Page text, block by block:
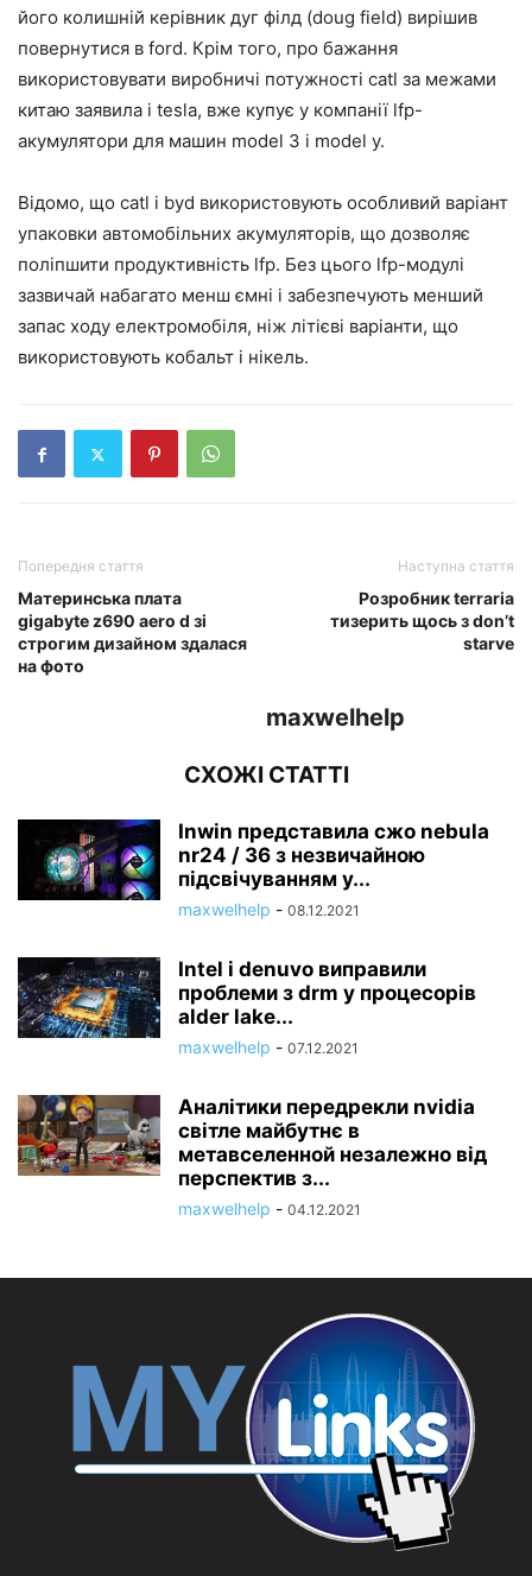
його колишній керівник дуг філд (doug field) вирішив
повернутися в ford. Крім того, про бажання
використовувати виробничі потужності catl за межами
китаю заявила і tesla, вже купує у компанії lfp-
акумулятори для машин model 3 і model y.
Відомо, що catl і byd використовують особливий варіант
упаковки автомобільних акумуляторів, що дозволяє
поліпшити продуктивність lfp. Без цього lfp-модулі
зазвичай набагато менш ємні і забезпечують менший
запас ходу електромобіля, ніж літієві варіанти, що
використовують кобальт і нікель.
Попередня стаття
Материнська плата
gigabyte z690 aero d зі
строгим дизайном здалася
на фото
Наступна стаття
Розробник terraria
тизерить щось з don’t
starve
maxwelhelp
СХОЖІ СТАТТІ
Inwin представила сжо nebula
nr24 / 36 з незвичайною
підсвічуванням у...
maxwelhelp - 08.12.2021
Intel і denuvo виправили
проблеми з drm у процесорів
alder lake...
maxwelhelp - 07.12.2021
Аналітики передрекли nvidia
світле майбутнє в
метавселенной незалежно від
перспектив з...
maxwelhelp - 04.12.2021